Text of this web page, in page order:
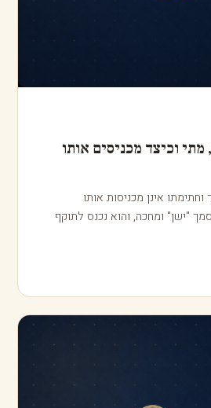
זו צוואה? מה ההבדל
ביותר, ולכן חשוב להבהיר אותו:
הם שני מסמכים שונים…